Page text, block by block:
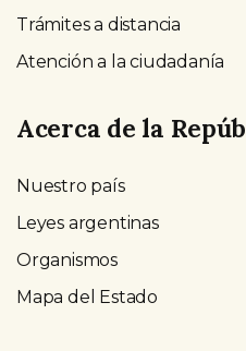
Trámites a distancia
Atención a la ciudadanía
Acerca de la
Nuestro país
Leyes argentinas
Organismos
Mapa del Estado